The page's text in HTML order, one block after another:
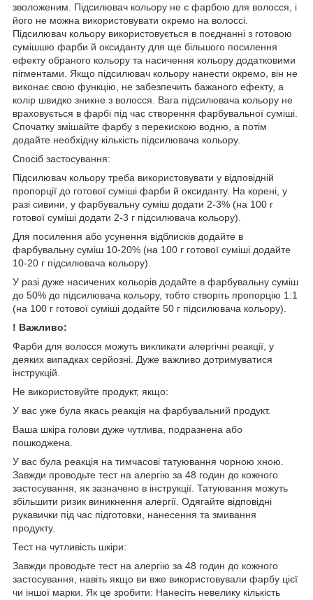
зволоженим. Підсилювач кольору не є фарбою для волосся, і
його не можна використовувати окремо на волоссі.
Підсилювач кольору використовується в поєднанні з готовою
сумішшю фарби й оксиданту для ще більшого посилення
ефекту обраного кольору та насичення кольору додатковими
пігментами. Якщо підсилювач кольору нанести окремо, він не
виконає свою функцію, не забезпечить бажаного ефекту, а
колір швидко зникне з волосся. Вага підсилювача кольору не
враховується в фарбі під час створення фарбувальної суміші.
Спочатку змішайте фарбу з перекискою водню, а потім
додайте необхідну кількість підсилювача кольору.
Спосіб застосування:
Підсилювач кольору треба використовувати у відповідній
пропорції до готової суміші фарби й оксиданту. На корені, у
разі сивини, у фарбувальну суміш додати 2-3% (на 100 г
готової суміші додати 2-3 г підсилювача кольору).
Для посилення або усунення відблисків додайте в
фарбувальну суміш 10-20% (на 100 г готової суміші додайте
10-20 г підсилювача кольору).
У разі дуже насичених кольорів додайте в фарбувальну суміш
до 50% до підсилювача кольору, тобто створіть пропорцію 1:1
(на 100 г готової суміші додайте 50 г підсилювача кольору).
! Важливо:
Фарби для волосся можуть викликати алергічні реакції, у
деяких випадках серйозні. Дуже важливо дотримуватися
інструкцій.
Не використовуйте продукт, якщо:
У вас уже була якась реакція на фарбувальний продукт.
Ваша шкіра голови дуже чутлива, подразнена або
пошкоджена.
У вас була реакція на тимчасові татуювання чорною хною.
Завжди проводьте тест на алергію за 48 годин до кожного
застосування, як зазначено в інструкції. Татуювання можуть
збільшити ризик виникнення алергії. Одягайте відповідні
рукавички під час підготовки, нанесення та змивання
продукту.
Тест на чутливість шкіри:
Завжди проводьте тест на алергію за 48 годин до кожного
застосування, навіть якщо ви вже використовували фарбу цієї
чи іншої марки. Як це зробити: Нанесіть невелику кількість